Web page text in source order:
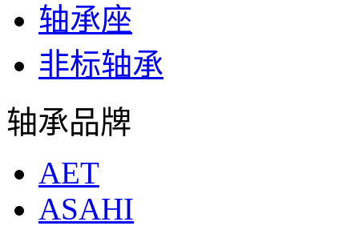
轴承座
非标轴承
轴承品牌
AET
ASAHI